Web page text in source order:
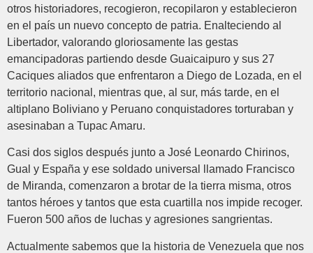
otros historiadores, recogieron, recopilaron y establecieron
en el país un nuevo concepto de patria. Enalteciendo al
Libertador, valorando gloriosamente las gestas
emancipadoras partiendo desde Guaicaipuro y sus 27
Caciques aliados que enfrentaron a Diego de Lozada, en el
territorio nacional, mientras que, al sur, más tarde, en el
altiplano Boliviano y Peruano conquistadores torturaban y
asesinaban a Tupac Amaru.
Casi dos siglos después junto a José Leonardo Chirinos,
Gual y España y ese soldado universal llamado Francisco
de Miranda, comenzaron a brotar de la tierra misma, otros
tantos héroes y tantos que esta cuartilla nos impide recoger.
Fueron 500 años de luchas y agresiones sangrientas.
Actualmente sabemos que la historia de Venezuela que nos